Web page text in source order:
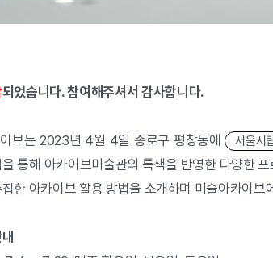
되었습니다. 참여해주셔서 감사합니다.
브는 2023년 4월 4일 종로구 평창동에 서울시
을 통해 아카이브미술관의 특색을 반영한 다양한
한 아카이브 활용 방법을 소개하며 미술아카이